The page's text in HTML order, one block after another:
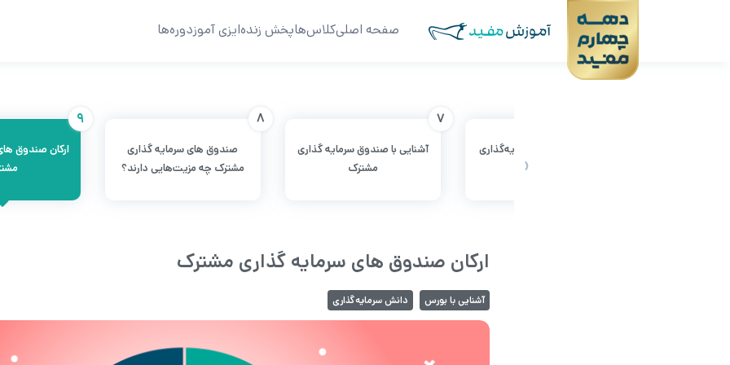
صفحه اصلیکلاس‌هاپخش زندهایزی آموزدوره‌ها
تفاوت واحدهای سرمایه‌گذاری
ممتاز و عادی
7
آشنایی با صندوق سرمایه گذاری
مشترک
8
صندوق های سرمایه گذاری
مشترک چه مزیت‌هایی دارند؟
9
ارکان صندوق
‹
ارکان صندوق های سرمایه گذاری مشترک
آشنایی با بورس دانش سرمایه‌گذاری